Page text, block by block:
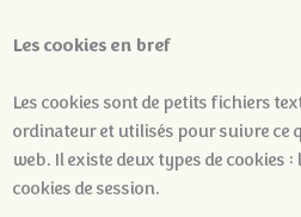
Les cookies en bref
Les cookies sont de petits fichiers
ordinateur et utilisés pour suivre ce
web. Il existe deux types de cookies
cookies de session.